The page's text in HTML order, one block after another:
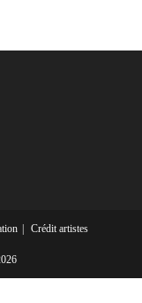
Crédit artistes